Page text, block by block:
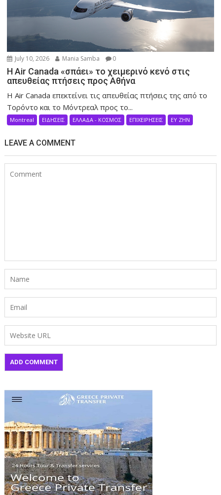
July 10, 2026 Mania Samba 0
Η Air Canada «σπάει» το χειμερινό κενό στις
απευθείας πτήσεις προς Αθήνα
Η Air Canada επεκτείνει τις απευθείας πτήσεις της από το
Τορόντο και το Μόντρεαλ προς το...
Montreal ΕΙΔΗΣΕΙΣ ΕΛΛΑΔΑ - ΚΟΣΜΟΣ ΕΠΙΧΕΙΡΗΣΕΙΣ ΕΥ ΖΗΝ
LEAVE A COMMENT